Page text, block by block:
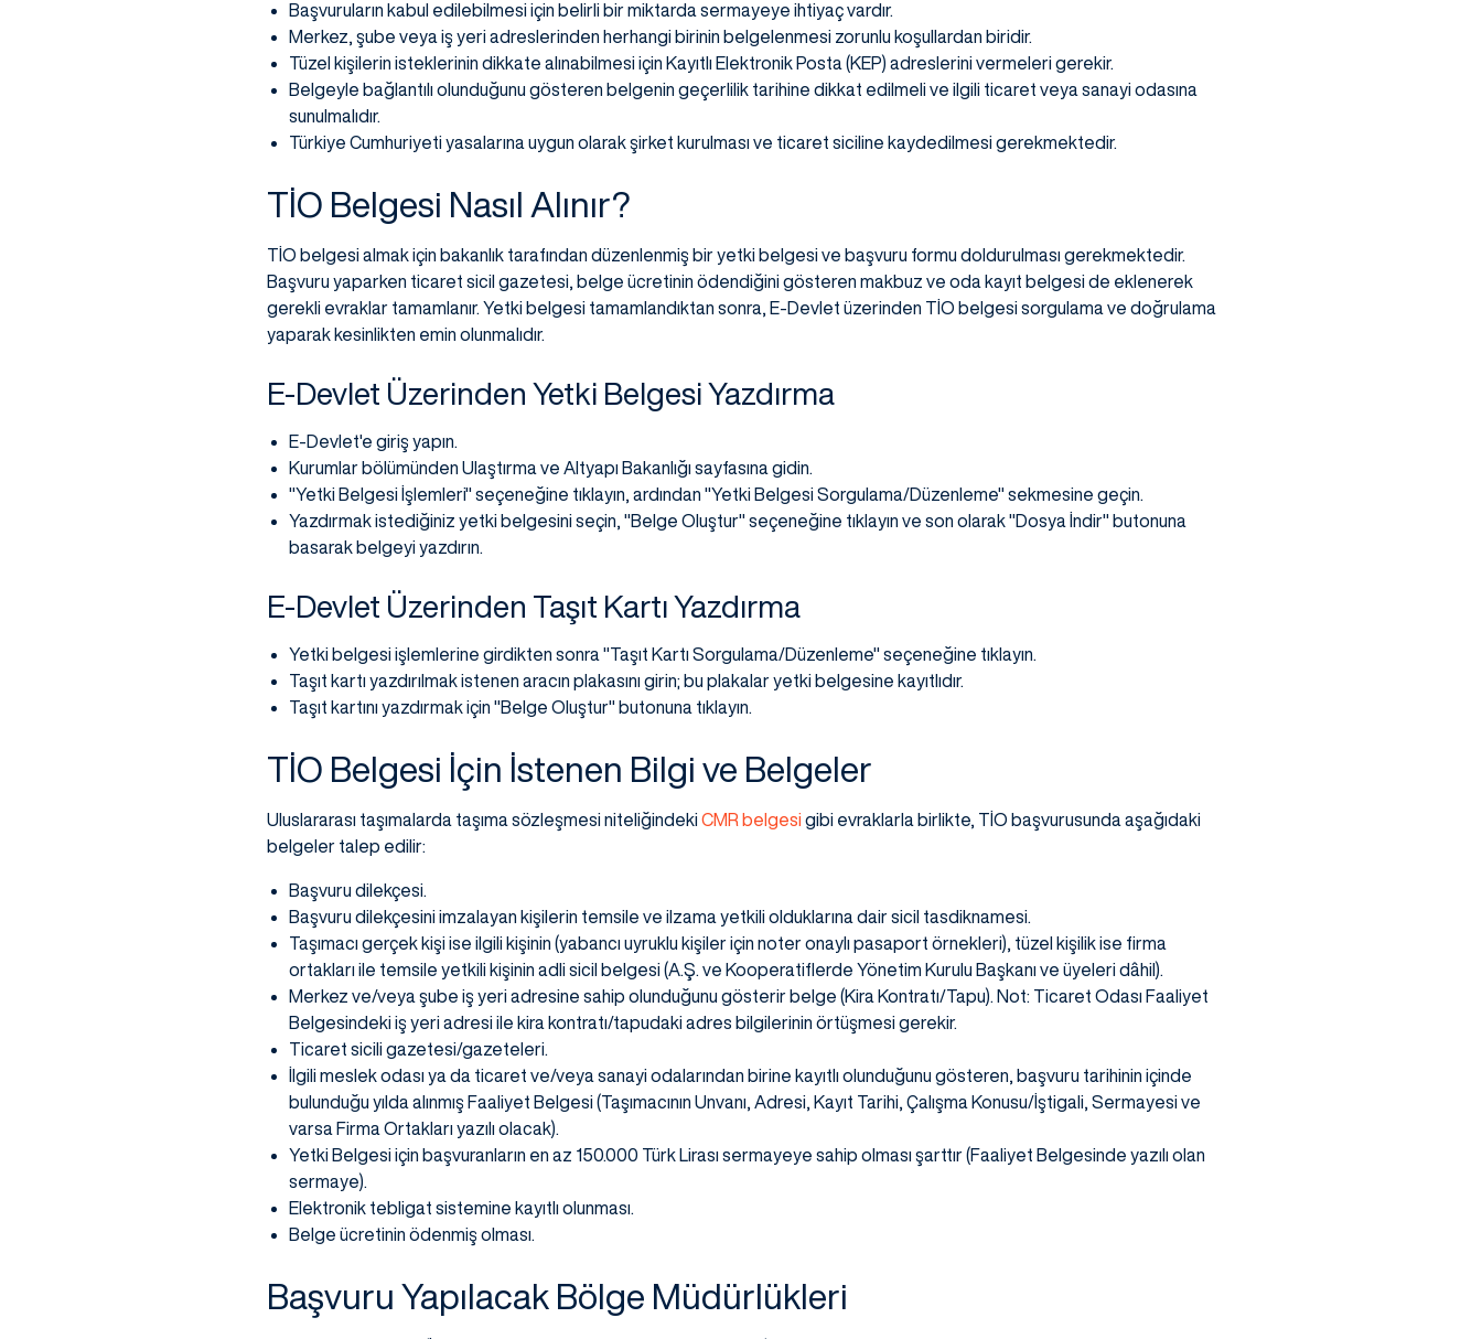
Başvuruların kabul edilebilmesi için belirli bir miktarda sermayeye ihtiyaç vardır.
Merkez, şube veya iş yeri adreslerinden herhangi birinin belgelenmesi zorunlu koşullardan biridir.
Tüzel kişilerin isteklerinin dikkate alınabilmesi için Kayıtlı Elektronik Posta (KEP) adreslerini vermeleri gerekir.
Belgeyle bağlantılı olunduğunu gösteren belgenin geçerlilik tarihine dikkat edilmeli ve ilgili ticaret veya sanayi odasına
sunulmalıdır.
Türkiye Cumhuriyeti yasalarına uygun olarak şirket kurulması ve ticaret siciline kaydedilmesi gerekmektedir.
TİO Belgesi Nasıl Alınır?
TİO belgesi almak için bakanlık tarafından düzenlenmiş bir yetki belgesi ve başvuru formu doldurulması gerekmektedir.
Başvuru yaparken ticaret sicil gazetesi, belge ücretinin ödendiğini gösteren makbuz ve oda kayıt belgesi de eklenerek
gerekli evraklar tamamlanır. Yetki belgesi tamamlandıktan sonra, E-Devlet üzerinden TİO belgesi sorgulama ve doğrulama
yaparak kesinlikten emin olunmalıdır.
E-Devlet Üzerinden Yetki Belgesi Yazdırma
E-Devlet'e giriş yapın.
Kurumlar bölümünden Ulaştırma ve Altyapı Bakanlığı sayfasına gidin.
"Yetki Belgesi İşlemleri" seçeneğine tıklayın, ardından "Yetki Belgesi Sorgulama/Düzenleme" sekmesine geçin.
Yazdırmak istediğiniz yetki belgesini seçin, "Belge Oluştur" seçeneğine tıklayın ve son olarak "Dosya İndir" butonuna
basarak belgeyi yazdırın.
E-Devlet Üzerinden Taşıt Kartı Yazdırma
Yetki belgesi işlemlerine girdikten sonra "Taşıt Kartı Sorgulama/Düzenleme" seçeneğine tıklayın.
Taşıt kartı yazdırılmak istenen aracın plakasını girin; bu plakalar yetki belgesine kayıtlıdır.
Taşıt kartını yazdırmak için "Belge Oluştur" butonuna tıklayın.
TİO Belgesi İçin İstenen Bilgi ve Belgeler
Uluslararası taşımalarda taşıma sözleşmesi niteliğindeki CMR belgesi gibi evraklarla birlikte, TİO başvurusunda aşağıdaki
belgeler talep edilir:
Başvuru dilekçesi.
Başvuru dilekçesini imzalayan kişilerin temsile ve ilzama yetkili olduklarına dair sicil tasdiknamesi.
Taşımacı gerçek kişi ise ilgili kişinin (yabancı uyruklu kişiler için noter onaylı pasaport örnekleri), tüzel kişilik ise firma
ortakları ile temsile yetkili kişinin adli sicil belgesi (A.Ş. ve Kooperatiflerde Yönetim Kurulu Başkanı ve üyeleri dâhil).
Merkez ve/veya şube iş yeri adresine sahip olunduğunu gösterir belge (Kira Kontratı/Tapu). Not: Ticaret Odası Faaliyet
Belgesindeki iş yeri adresi ile kira kontratı/tapudaki adres bilgilerinin örtüşmesi gerekir.
Ticaret sicili gazetesi/gazeteleri.
İlgili meslek odası ya da ticaret ve/veya sanayi odalarından birine kayıtlı olunduğunu gösteren, başvuru tarihinin içinde
bulunduğu yılda alınmış Faaliyet Belgesi (Taşımacının Unvanı, Adresi, Kayıt Tarihi, Çalışma Konusu/İştigali, Sermayesi ve
varsa Firma Ortakları yazılı olacak).
Yetki Belgesi için başvuranların en az 150.000 Türk Lirası sermayeye sahip olması şarttır (Faaliyet Belgesinde yazılı olan
sermaye).
Elektronik tebligat sistemine kayıtlı olunması.
Belge ücretinin ödenmiş olması.
Başvuru Yapılacak Bölge Müdürlükleri